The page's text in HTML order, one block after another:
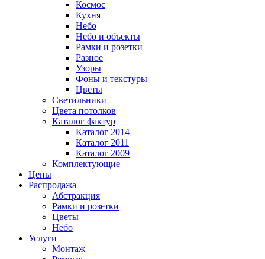
Космос
Кухня
Небо
Небо и объекты
Рамки и розетки
Разное
Узоры
Фоны и текстуры
Цветы
Светильники
Цвета потолков
Каталог фактур
Каталог 2014
Каталог 2011
Каталог 2009
Комплектующие
Цены
Распродажа
Абстракция
Рамки и розетки
Цветы
Небо
Услуги
Монтаж